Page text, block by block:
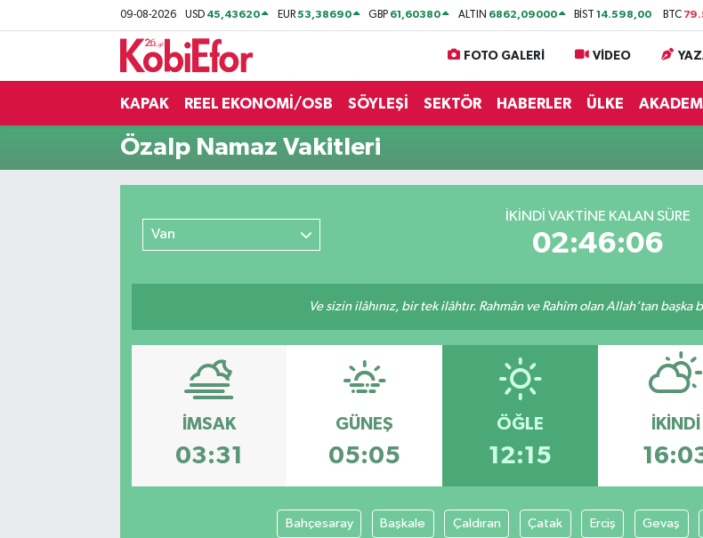
09-08-2026 USD 45,43620 EUR53,38690 GBP 61,60380 ALTIN 6862,09000 BİST14.598,00 BTC
FOTO GALERİ VİDEO
KAPAK REEL EKONOMİ/OSB SÖYLEŞİ SEKTÖR HABERLER ÜLKE AKADEMİ
Özalp Namaz Vakitleri
Van
İKINDI VAKTİNE KALAN SÜRE
02:46:06
Ve sizin ilâhınız, bir tek ilâhtır. Rahmân ve Rahîm olan Allah’tan başka
İMSAK
03:31
GÜNEŞ
05:05
ÖĞLE
12:15
İKINDI
Bahçesaray Başkale Çaldıran Çatak Erciş Gevaş
BİLİŞİM PANO
DESTEK-TEŞVİK